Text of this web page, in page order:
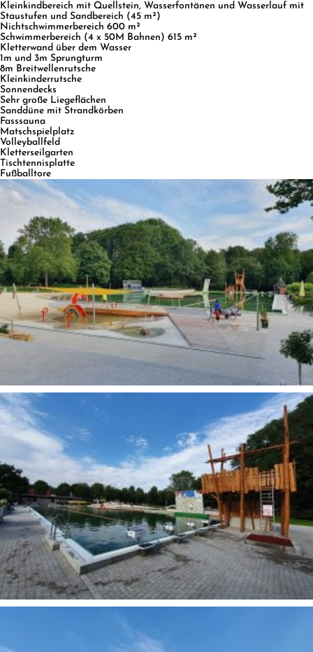
Kleinkindbereich mit Quellstein, Wasserfontänen und Wasserlauf mit
Staustufen und Sandbereich (45 m²)
Nichtschwimmerbereich 600 m²
Schwimmerbereich (4 x 50M Bahnen) 615 m²
Kletterwand über dem Wasser
1m und 3m Sprungturm
8m Breitwellenrutsche
Kleinkinderrutsche
Sonnendecks
Sehr große Liegeflächen
Sanddüne mit Strandkörben
Fasssauna
Matschspielplatz
Volleyballfeld
Kletterseilgarten
Tischtennisplatte
Fußballtore